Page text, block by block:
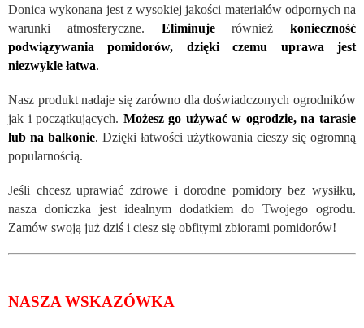
Donica wykonana jest z wysokiej jakości materiałów odpornych na
warunki atmosferyczne. Eliminujerównież konieczność
podwiązywania pomidorów, dzięki czemu uprawa jest
niezwykle łatwa.
Nasz produkt nadaje się zarówno dla doświadczonych ogrodników
jak i początkujących. Możesz go używać w ogrodzie, na tarasie
lub na balkonie. Dzięki łatwości użytkowania cieszy się ogromną
popularnością.
Jeśli chcesz uprawiać zdrowe i dorodne pomidory bez wysiłku,
nasza doniczka jest idealnym dodatkiem do Twojego ogrodu.
Zamów swoją już dziś i ciesz się obfitymi zbiorami pomidorów!
NASZA WSKAZÓWKA